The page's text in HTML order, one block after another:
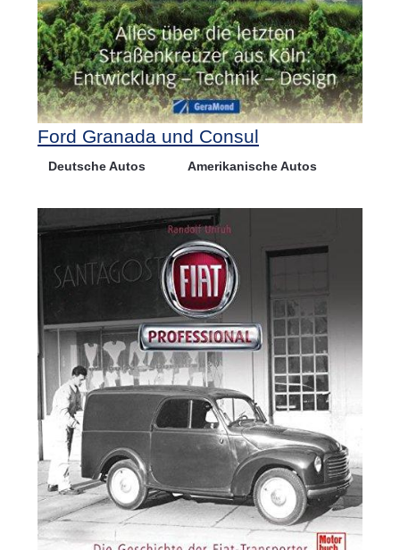
Ford Granada und Consul
Deutsche Autos Amerikanische Autos